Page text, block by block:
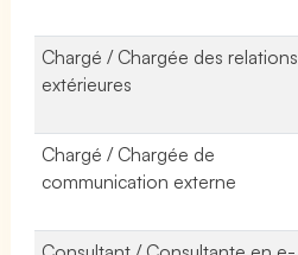
Chargé / Chargée des relations
extérieures
Chargé / Chargée de
communication externe